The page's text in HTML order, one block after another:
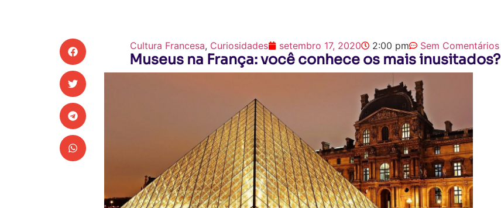
Cultura Francesa, Curiosidades setembro 17, 2020 2:00 pm Sem Comentários
Museus na França: você conhece os mais inusitados?